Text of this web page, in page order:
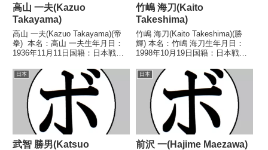
高山 一夫(Kazuo
Takayama)
高山 一夫(Kazuo Takayama)(帝
拳) 本名：高山 一夫生年月日：
1936年11月11日国籍：日本戦
分 【獲得タイトル】第10代日本
フェザー級王座 【戦歴】
1954/02/21 ●4R判...
竹嶋 海刀(Kaito
Takeshima)
竹嶋 海刀(Kaito Takeshima)(勝
輝) 本名：竹嶋 海刀生年月日：
1998年10月19日国籍：日本戦
タイトル】なし 【戦歴】
2016/12/18 ○4R判定 3-0(39-
36、39-...
日本
武智 勝男(Katsuo
日本
前沢 一(Hajime Maezawa)